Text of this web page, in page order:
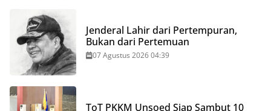
Jenderal Lahir dari Pertempuran,
Bukan dari Pertemuan
07 Agustus 2026 04:39
ToT PKKM Unsoed Siap Sambut 10